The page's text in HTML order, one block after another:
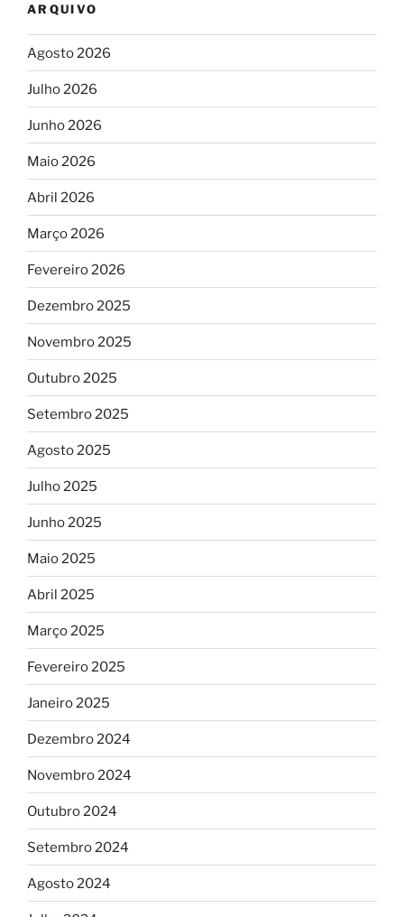
ARQUIVO
Agosto 2026
Julho 2026
Junho 2026
Maio 2026
Abril 2026
Março 2026
Fevereiro 2026
Dezembro 2025
Novembro 2025
Outubro 2025
Setembro 2025
Agosto 2025
Julho 2025
Junho 2025
Maio 2025
Abril 2025
Março 2025
Fevereiro 2025
Janeiro 2025
Dezembro 2024
Novembro 2024
Outubro 2024
Setembro 2024
Agosto 2024